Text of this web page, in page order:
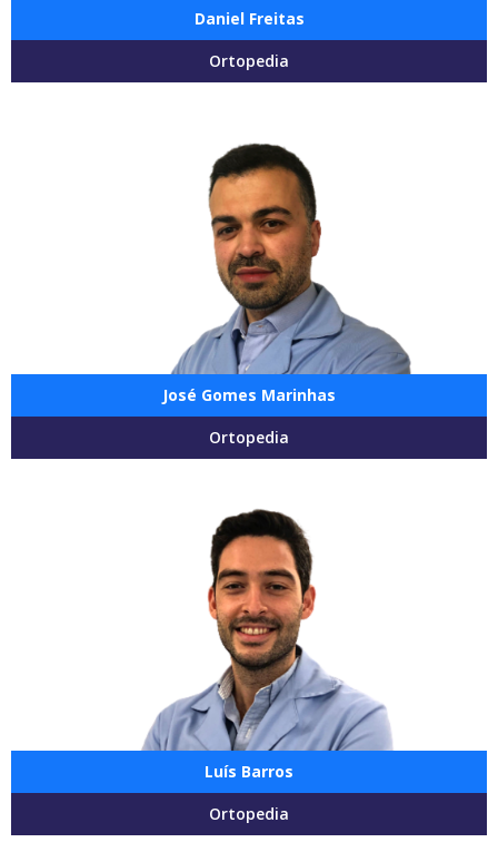
Daniel Freitas
Ortopedia
José Gomes Marinhas
Ortopedia
Luís Barros
Ortopedia